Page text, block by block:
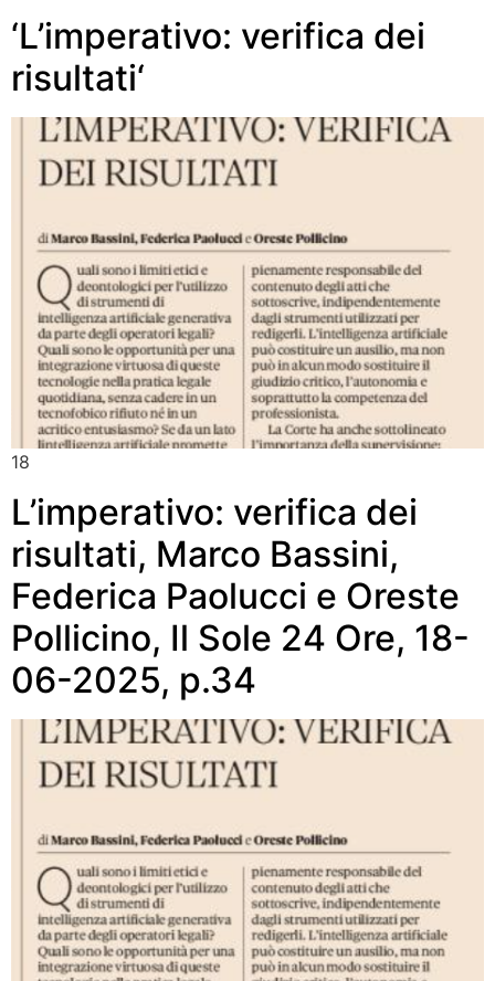
‘L’imperativo: verifica dei
risultati‘
18
L’imperativo: verifica dei
risultati, Marco Bassini,
Federica Paolucci e Oreste
Pollicino, Il Sole 24 Ore, 18-
06-2025, p.34